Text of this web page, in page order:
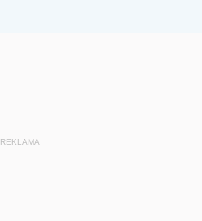
REKLAMA